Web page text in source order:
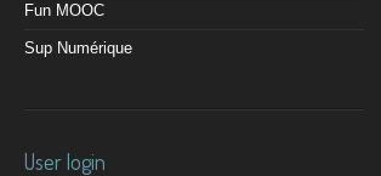
Fun MOOC
Sup Numérique
User login